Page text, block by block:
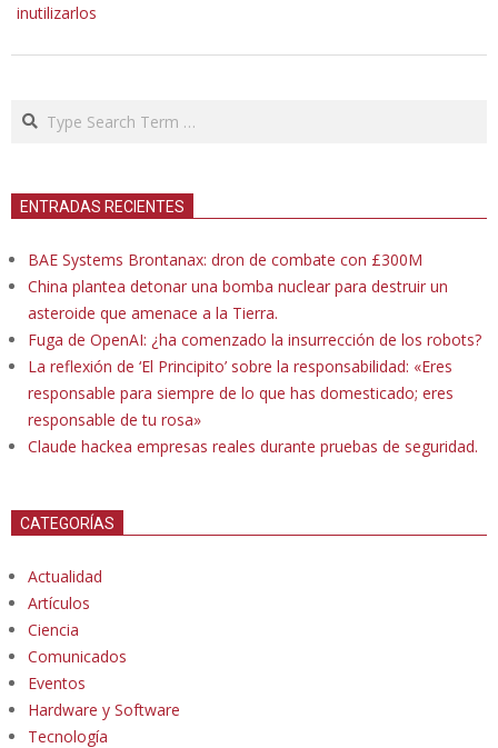
inutilizarlos
Search
ENTRADAS RECIENTES
BAE Systems Brontanax: dron de combate con £300M
China plantea detonar una bomba nuclear para destruir un
asteroide que amenace a la Tierra.
Fuga de OpenAI: ¿ha comenzado la insurrección de los robots?
La reflexión de ‘El Principito’ sobre la responsabilidad: «Eres
responsable para siempre de lo que has domesticado; eres
responsable de tu rosa»
Claude hackea empresas reales durante pruebas de seguridad.
CATEGORÍAS
Actualidad
Artículos
Ciencia
Comunicados
Eventos
Hardware y Software
Tecnología